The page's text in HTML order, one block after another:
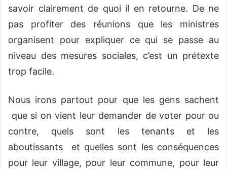
savoir clairement de quoi il en retourne. De ne
pas profiter des réunions que les ministres
organisent pour expliquer ce qui se passe au
niveau des mesures sociales, c’est un prétexte
trop facile.
Nous irons partout pour que les gens sachent
que si on vient leur demander de voter pour ou
contre, quels sont les tenants et les
aboutissants et quelles sont les conséquences
pour leur village, pour leur commune, pour leur